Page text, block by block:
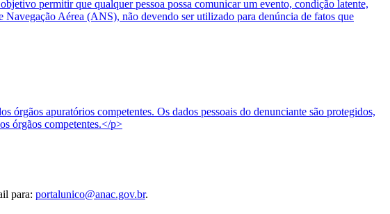
permitir que qualquer pessoa possa comunicar um evento, condição latente,
Aérea (ANS), não devendo ser utilizado para denúncia de fatos que
apuratórios competentes. Os dados pessoais do denunciante são protegidos,
órgãos competentes.</p>
para: portalunico@anac.gov.br.